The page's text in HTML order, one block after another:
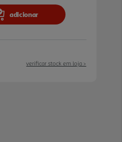
adicionar
verificar stock em loja >